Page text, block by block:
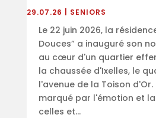
29.07.26 SENIORS
Le 22 juin 2026, la
Douces” a inauguré son
au cœur d'un quartier
la chaussée d'Ixelles, le
l'avenue de la Toison
marqué par l'émotion et
celles et...